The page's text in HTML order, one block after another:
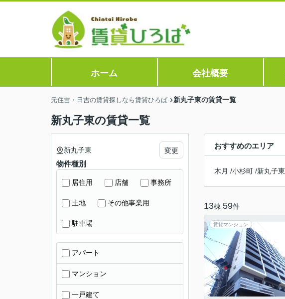
ホーム 会社概要
元住吉・日吉の賃貸探しなら賃貸ひろば 新丸子東の賃貸一覧
新丸子東の賃貸一覧
おすすめのエリア
木月 /小杉町 /新丸子東
13棟 59件
賃貸マンション
新丸子東 変更
物件種別
居住用 店舗 事務所
土地 その他事業用
駐車場
アパート
マンション
一戸建て